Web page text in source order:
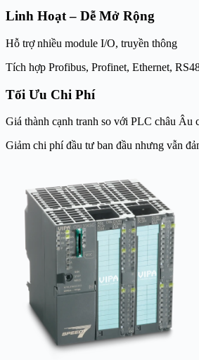
Linh Hoạt – Dễ Mở Rộng
Hỗ trợ nhiều module I/O, truyền thông
Tích hợp Profibus, Profinet, Ethernet,
Tối Ưu Chi Phí
Giá thành cạnh tranh so với PLC châu Âu
Giảm chi phí đầu tư ban đầu nhưng vẫn